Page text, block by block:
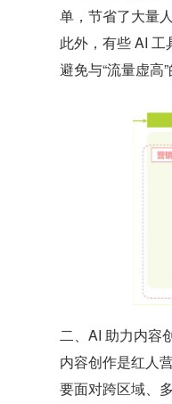
单，节省了大量
此外，有些 AI 工
避免与“流量虚高
二、AI 助力内容
内容创作是红人
要面对跨区域、